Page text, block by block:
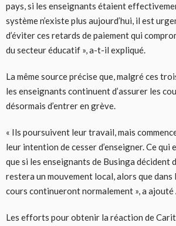
pays, si les enseignants étaient
système n’existe plus aujourd’hui, il est
d’éviter ces retards de paiement qui
du secteur éducatif », a-t-il expliqué.
La même source précise que, malgré ces
les enseignants continuent d’assurer les
désormais d’entrer en grève.
« Ils poursuivent leur travail, mais
leur intention de cesser d’enseigner. Ce qui
que si les enseignants de Businga décident
restera un mouvement local, alors que dans
cours continueront normalement », a ajouté
Les efforts pour obtenir la réaction de